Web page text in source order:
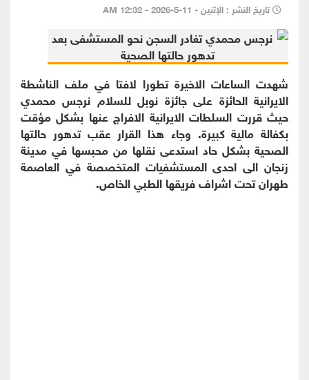
تاريخ النشر : الإثنين - 11-5-2026 - 12:32 AM
شهدت الساعات الاخيرة تطورا لافتا في ملف الناشطة
الايرانية الحائزة على جائزة نوبل للسلام نرجس محمدي
حيث قررت السلطات الايرانية الافراج عنها بشكل مؤقت
بكفالة مالية كبيرة. وجاء هذا القرار عقب تدهور حالتها
الصحية بشكل حاد استدعى نقلها من محبسها في مدينة
زنجان الى احدى المستشفيات المتخصصة في العاصمة
طهران تحت اشراف فريقها الطبي الخاص.